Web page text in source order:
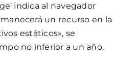
indica al navegador
un recurso en la
estáticos», se
no inferior a un año.